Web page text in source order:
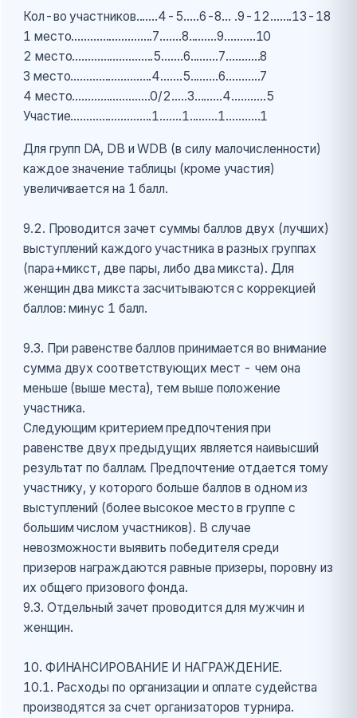
Кол-во участников.......4-5.….6-8... .9-12…….13-18
1 место..........................7.......8.........9……….10
2 место..........................5.......6.........7………..8
3 место..........................4.......5.........6………..7
4 место.........................0/2.....3.........4………..5
Участие..........................1.......1.........1…….….1
Для групп DA, DB и WDB (в силу малочисленности)
каждое значение таблицы (кроме участия)
увеличивается на 1 балл.
9.2. Проводится зачет суммы баллов двух (лучших)
выступлений каждого участника в разных группах
(пара+микст, две пары, либо два микста). Для
женщин два микста засчитываются с коррекцией
баллов: минус 1 балл.
9.3. При равенстве баллов принимается во внимание
сумма двух соответствующих мест - чем она
меньше (выше места), тем выше положение
участника.
Следующим критерием предпочтения при
равенстве двух предыдущих является наивысший
результат по баллам. Предпочтение отдается тому
участнику, у которого больше баллов в одном из
выступлений (более высокое место в группе с
большим числом участников). В случае
невозможности выявить победителя среди
призеров награждаются равные призеры, поровну из
их общего призового фонда.
9.3. Отдельный зачет проводится для мужчин и
женщин.
10. ФИНАНСИРОВАНИЕ И НАГРАЖДЕНИЕ.
10.1. Расходы по организации и оплате судейства
производятся за счет организаторов турнира.